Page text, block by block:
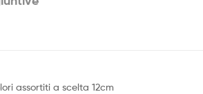
assortiti a scelta 12cm